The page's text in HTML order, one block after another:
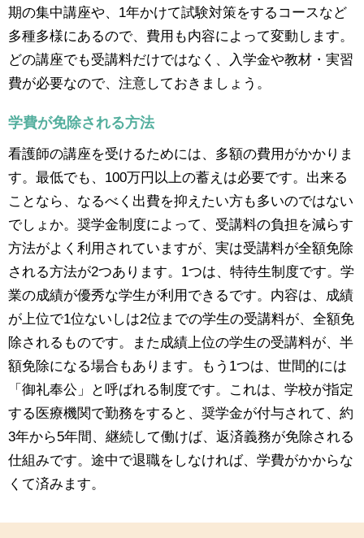
期の集中講座や、1年かけて試験対策をするコースなど
多種多様にあるので、費用も内容によって変動します。
どの講座でも受講料だけではなく、入学金や教材・実習
費が必要なので、注意しておきましょう。
学費が免除される方法
看護師の講座を受けるためには、多額の費用がかかりま
す。最低でも、100万円以上の蓄えは必要です。出来る
ことなら、なるべく出費を抑えたい方も多いのではない
でしょか。奨学金制度によって、受講料の負担を減らす
方法がよく利用されていますが、実は受講料が全額免除
される方法が2つあります。1つは、特待生制度です。学
業の成績が優秀な学生が利用できるです。内容は、成績
が上位で1位ないしは2位までの学生の受講料が、全額免
除されるものです。また成績上位の学生の受講料が、半
額免除になる場合もあります。もう1つは、世間的には
「御礼奉公」と呼ばれる制度です。これは、学校が指定
する医療機関で勤務をすると、奨学金が付与されて、約
3年から5年間、継続して働けば、返済義務が免除される
仕組みです。途中で退職をしなければ、学費がかからな
くて済みます。